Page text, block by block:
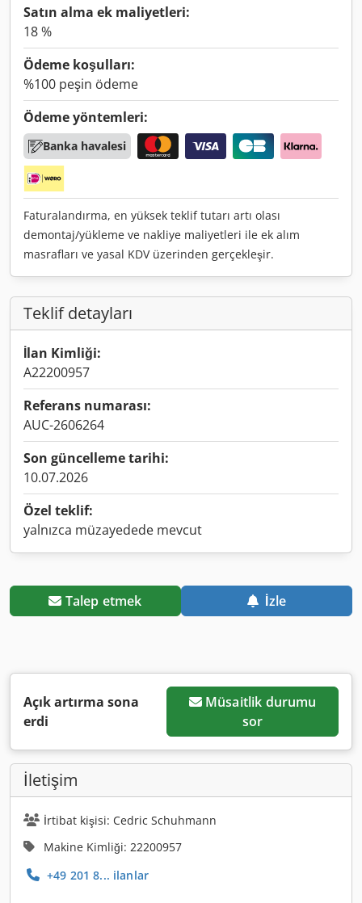
Satın alma ek maliyetleri:
18 %
Ödeme koşulları:
%100 peşin ödeme
Ödeme yöntemleri:
Banka havalesi
Faturalandırma, en yüksek teklif tutarı artı olası
demontaj/yükleme ve nakliye maliyetleri ile ek alım
masrafları ve yasal KDV üzerinden gerçekleşir.
Teklif detayları
İlan Kimliği:
A22200957
Referans numarası:
AUC-2606264
Son güncelleme tarihi:
10.07.2026
Özel teklif:
yalnızca müzayedede mevcut
Talep etmek İzle
Açık artırma sona
erdi
Müsaitlik durumu
sor
İletişim
İrtibat kişisi: Cedric Schuhmann
Makine Kimliği: 22200957
+49 201 8... ilanlar